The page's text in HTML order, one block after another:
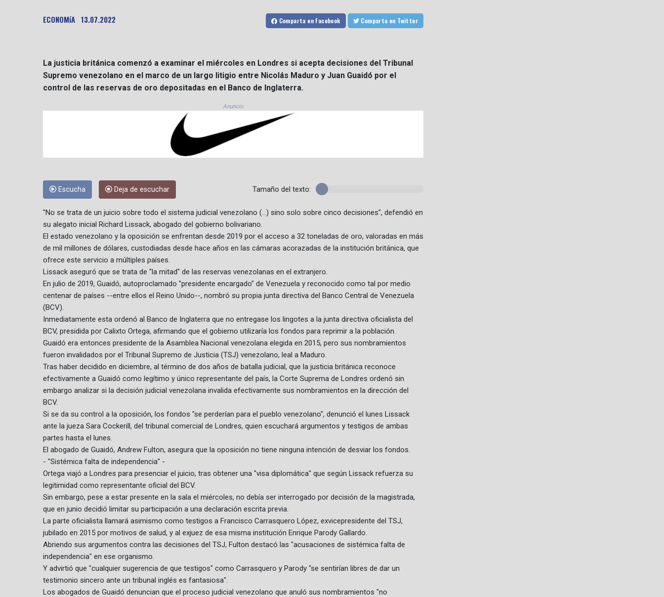
ECONOMíA 13.07.2022 Comparta en Facebook Comparta en Twitter
La justicia británica comenzó a examinar el miércoles en Londres si acepta decisiones del Tribunal
Supremo venezolano en el marco de un largo litigio entre Nicolás Maduro y Juan Guaidó por el
control de las reservas de oro depositadas en el Banco de Inglaterra.
Anuncio
Escucha Deja de escuchar Tamaño del texto:
"No se trata de un juicio sobre todo el sistema judicial venezolano (...) sino solo sobre cinco decisiones", defendió en
su alegato inicial Richard Lissack, abogado del gobierno bolivariano.
El estado venezolano y la oposición se enfrentan desde 2019 por el acceso a 32 toneladas de oro, valoradas en más
de mil millones de dólares, custodiadas desde hace años en las cámaras acorazadas de la institución británica, que
ofrece este servicio a múltiples países.
Lissack aseguró que se trata de "la mitad" de las reservas venezolanas en el extranjero.
En julio de 2019, Guaidó, autoproclamado "presidente encargado" de Venezuela y reconocido como tal por medio
centenar de países --entre ellos el Reino Unido--, nombró su propia junta directiva del Banco Central de Venezuela
(BCV).
Inmediatamente esta ordenó al Banco de Inglaterra que no entregase los lingotes a la junta directiva oficialista del
BCV, presidida por Calixto Ortega, afirmando que el gobierno utilizaría los fondos para reprimir a la población.
Guaidó era entonces presidente de la Asamblea Nacional venezolana elegida en 2015, pero sus nombramientos
fueron invalidados por el Tribunal Supremo de Justicia (TSJ) venezolano, leal a Maduro.
Tras haber decidido en diciembre, al término de dos años de batalla judicial, que la justicia británica reconoce
efectivamente a Guaidó como legítimo y único representante del país, la Corte Suprema de Londres ordenó sin
embargo analizar si la decisión judicial venezolana invalida efectivamente sus nombramientos en la dirección del
BCV.
Si se da su control a la oposición, los fondos "se perderían para el pueblo venezolano", denunció el lunes Lissack
ante la jueza Sara Cockerill, del tribunal comercial de Londres, quien escuchará argumentos y testigos de ambas
partes hasta el lunes.
El abogado de Guaidó, Andrew Fulton, asegura que la oposición no tiene ninguna intención de desviar los fondos.
- "Sistémica falta de independencia" -
Ortega viajó a Londres para presenciar el juicio, tras obtener una "visa diplomática" que según Lissack refuerza su
legitimidad como representante oficial del BCV.
Sin embargo, pese a estar presente en la sala el miércoles, no debía ser interrogado por decisión de la magistrada,
que en junio decidió limitar su participación a una declaración escrita previa.
La parte oficialista llamará asimismo como testigos a Francisco Carrasquero López, exvicepresidente del TSJ,
jubilado en 2015 por motivos de salud, y al exjuez de esa misma institución Enrique Parody Gallardo.
Abriendo sus argumentos contra las decisiones del TSJ, Fulton destacó las "acusaciones de sistémica falta de
independencia" en ese organismo.
Y advirtió que "cualquier sugerencia de que testigos" como Carrasquero y Parody "se sentirían libres de dar un
testimonio sincero ante un tribunal inglés es fantasiosa".
Los abogados de Guaidó denuncian que el proceso judicial venezolano que anuló sus nombramientos "no